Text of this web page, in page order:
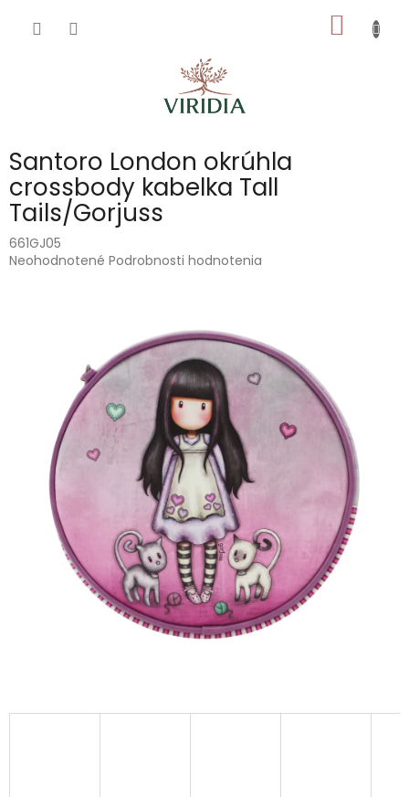
KOŠÍK
Santoro London okrúhla
crossbody kabelka Tall
Tails/Gorjuss
661GJ05
Priemerné
Neohodnotené Podrobnosti hodnotenia